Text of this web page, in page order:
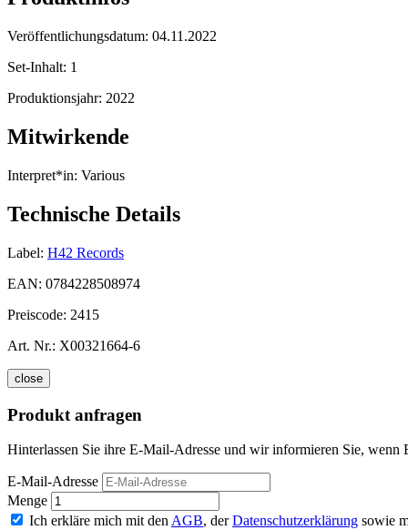
Veröffentlichungsdatum: 04.11.2022
Set-Inhalt: 1
Produktionsjahr: 2022
Mitwirkende
Interpret*in: Various
Technische Details
Label: H42 Records
EAN: 0784228508974
Preiscode: 2415
Art. Nr.: X00321664-6
close
Produkt anfragen
Hinterlassen Sie ihre E-Mail-Adresse und wir informieren Sie,
E-Mail-Adresse
Menge
Ich erkläre mich mit den AGB, derDatenschutzerklärung sowie